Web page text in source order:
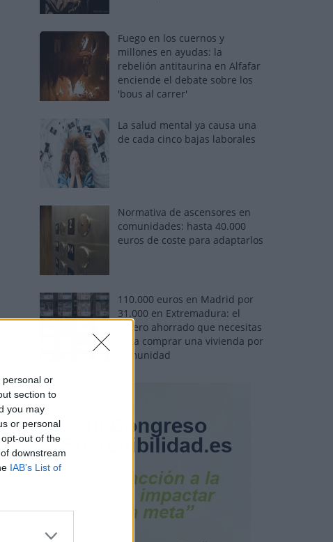
personal or
section to
you may
or personal
out of the
downstream
IAB’s List of
Fuego en los cuernos y
millones en ayudas: la
rebelión antitaurina en Alfafar
enciende el debate sobre los
'bous al carrer'
La salud mental ya causa una
de cada cinco bajas laborales
Normativa de ascensores en
comunidades: hasta 40.000
euros de coste para adaptarlos
110.000 euros en Madrid por
31.000 en Extremadura: el
dinero ahorrado que necesitas
para comprar una vivienda por
comunidad